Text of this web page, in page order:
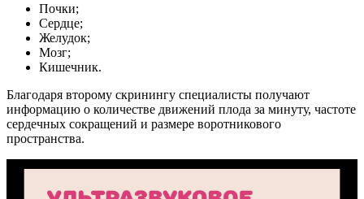
Почки;
Сердце;
Желудок;
Мозг;
Кишечник.
Благодаря второму скринингу специалисты получают
информацию о количестве движений плода за минуту, частоте
сердечных сокращений и размере воротникового
пространства.